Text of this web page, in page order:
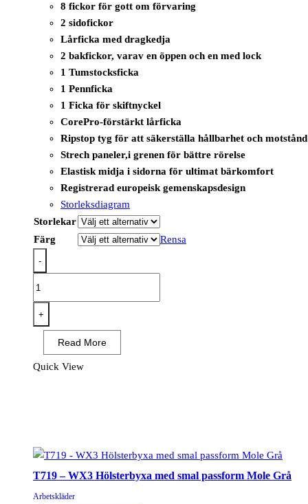
8 fickor för gott om förvaring
2 sidofickor
Lårficka med dragkedja
2 bakfickor, varav en öppen och en med lock
1 Tumstocksficka
1 Pennficka
1 Ficka för skiftnyckel
CorePro-förstärkt lårficka
Ripstop tyg för att säkerställa hållbarhet och
Strech paneler,i grenen för bättre rörelse
Elastisk midja i sidorna för ultimat bärkomfort
Registrerad europeisk gemenskapsdesign
Storleksdiagram
Storlekar
Färg
Rensa
-
DX4
Serviceshorts,
svart
+
Read More
Quick View
T719 – WX3 Hölsterbyxa med smal passform Mole Grå
Arbetskläder